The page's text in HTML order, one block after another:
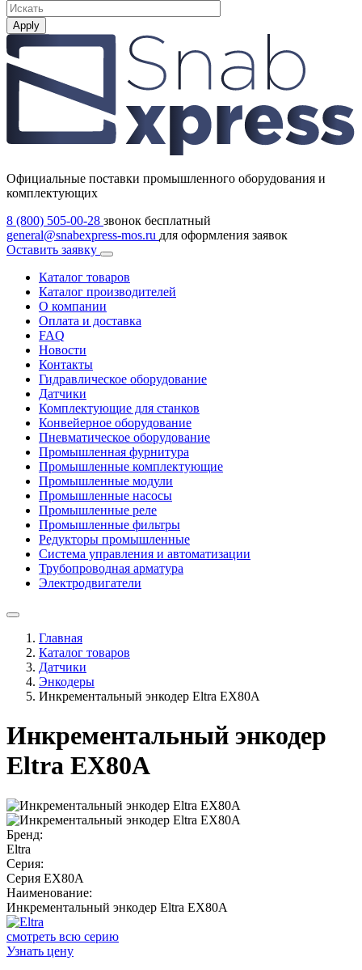
Apply
Официальные поставки промышленного оборудования и
комплектующих
8 (800) 505-00-28 звонок бесплатный
general@snabexpress-mos.ru для оформления заявок
Оставить заявку
Каталог товаров
Каталог производителей
О компании
Оплата и доставка
FAQ
Новости
Контакты
Гидравлическое оборудование
Датчики
Комплектующие для станков
Конвейерное оборудование
Пневматическое оборудование
Промышленная фурнитура
Промышленные комплектующие
Промышленные модули
Промышленные насосы
Промышленные реле
Промышленные фильтры
Редукторы промышленные
Система управления и автоматизации
Трубопроводная арматура
Электродвигатели
Главная
Каталог товаров
Датчики
Энкодеры
Инкрементальный энкодер Eltra EX80A
Инкрементальный энкодер
Eltra EX80A
Бренд:
Eltra
Серия:
Серия EX80A
Наименование:
Инкрементальный энкодер Eltra EX80A
смотреть всю серию
Узнать цену